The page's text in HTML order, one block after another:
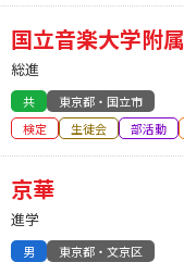
国立音楽大学附属
総進
共
東京都・国立市
検定
生徒会 部活動
京華
進学
男
東京都・文京区